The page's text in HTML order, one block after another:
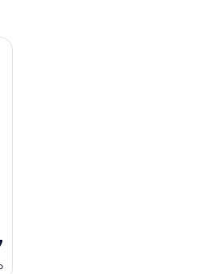
y el sitio de